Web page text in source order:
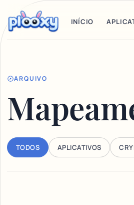
INÍCIO
ARQUIVO
TODOS APLICATIVOS